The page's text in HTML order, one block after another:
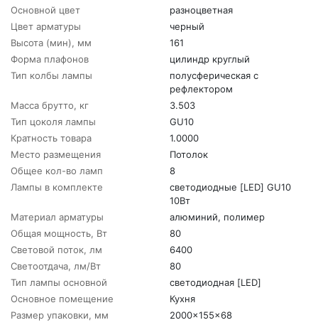
Основной цвет
разноцветная
Цвет арматуры
черный
Высота (мин), мм
161
Форма плафонов
цилиндр круглый
Тип колбы лампы
полусферическая с
рефлектором
Масса брутто, кг
3.503
Тип цоколя лампы
GU10
Кратность товара
1.0000
Место размещения
Потолок
Общее кол-во ламп
8
Лампы в комплекте
светодиодные [LED] GU10
10Вт
Материал арматуры
алюминий, полимер
Общая мощность, Вт
80
Световой поток, лм
6400
Светоотдача, лм/Вт
80
Тип лампы основной
светодиодная [LED]
Основное помещение
Кухня
Размер упаковки, мм
2000x155x68